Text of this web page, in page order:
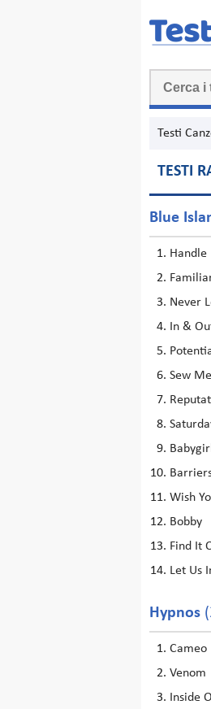
Testi
TESTI
Blue
Handle
Never
In &
Sew
Babygirl
Wish
Bobby
Find It
Let Us
Hypnos
Cameo
Venom
Inside